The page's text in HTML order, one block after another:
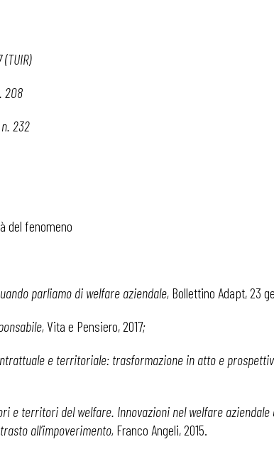
208
n. 232
del fenomeno
parliamo di welfare aziendale, Bollettino Adapt, 23
Vita e Pensiero, 2017;
e territoriale: trasformazione in atto e
e territori del welfare. Innovazioni nel welfare
all’impoverimento, Franco Angeli, 2015.